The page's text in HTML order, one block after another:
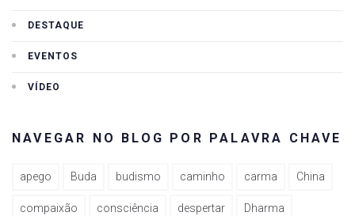
DESTAQUE
EVENTOS
VÍDEO
NAVEGAR NO BLOG POR PALAVRA CHAVE
apego Buda budismo caminho carma China
compaixão consciência despertar Dharma